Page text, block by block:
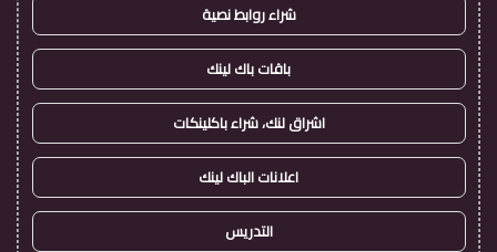
شراء روابط نصية
باقات باك لينك
اشراق لنك، شراء باكلينكات
اعلانات الباك لينك
التدريس